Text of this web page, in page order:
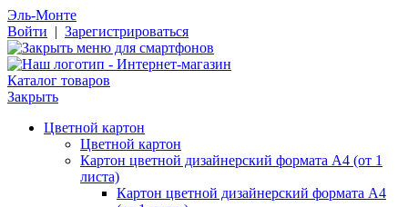
Эль-Монте
Войти | Зарегистрироваться
Каталог товаров
Закрыть
Цветной картон
Цветной картон
Картон цветной дизайнерский формата А4 (от 1
листа)
Картон цветной дизайнерский формата А4